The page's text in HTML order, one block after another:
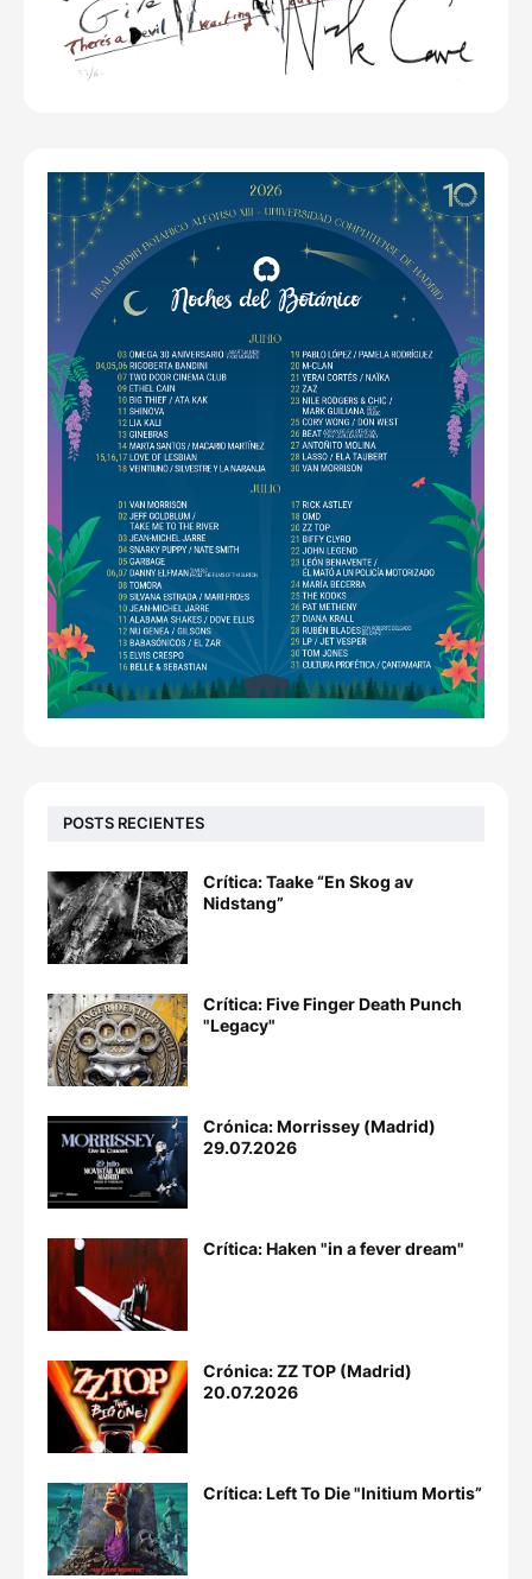
POSTS RECIENTES
Crítica: Taake “En Skog av
Nidstang”
Crítica: Five Finger Death Punch
"Legacy"
Crónica: Morrissey (Madrid)
29.07.2026
Crítica: Haken "in a fever dream"
Crónica: ZZ TOP (Madrid)
20.07.2026
Crítica: Left To Die "Initium Mortis”